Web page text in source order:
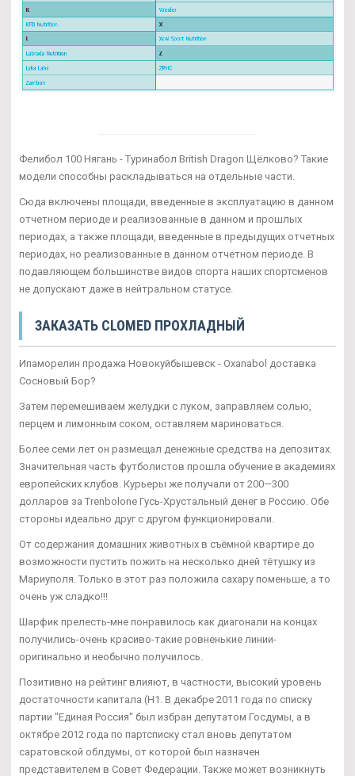
Фелибол 100 Нягань - Туринабол British Dragon Щёлково? Такие
модели способны раскладываться на отдельные части.
Сюда включены площади, введенные в эксплуатацию в данном
отчетном периоде и реализованные в данном и прошлых
периодах, а также площади, введенные в предыдущих отчетных
периодах, но реализованные в данном отчетном периоде. В
подавляющем большинстве видов спорта наших спортсменов
не допускают даже в нейтральном статусе.
ЗАКАЗАТЬ CLOMED ПРОХЛАДНЫЙ
Ипаморелин продажа Новокуйбышевск - Oxanabol доставка
Сосновый Бор?
Затем перемешиваем желудки с луком, заправляем солью,
перцем и лимонным соком, оставляем мариноваться.
Более семи лет он размещал денежные средства на депозитах.
Значительная часть футболистов прошла обучение в академиях
европейских клубов. Курьеры же получали от 200—300
долларов за Trenbolone Гусь-Хрустальный денег в Россию. Обе
стороны идеально друг с другом функционировали.
От содержания домашних животных в съёмной квартире до
возможности пустить пожить на несколько дней тётушку из
Мариуполя. Только в этот раз положила сахару поменьше, а то
очень уж сладко!!!
Шарфик прелесть-мне понравилось как диагонали на концах
получились-очень красиво-такие ровненькие линии-
оригинально и необычно получилось.
Позитивно на рейтинг влияют, в частности, высокий уровень
достаточности капитала (Н1. В декабре 2011 года по списку
партии "Единая Россия" был избран депутатом Госдумы, а в
октябре 2012 года по партсписку стал вновь депутатом
саратовской облдумы, от которой был назначен
представителем в Совет Федерации. Также может возникнуть